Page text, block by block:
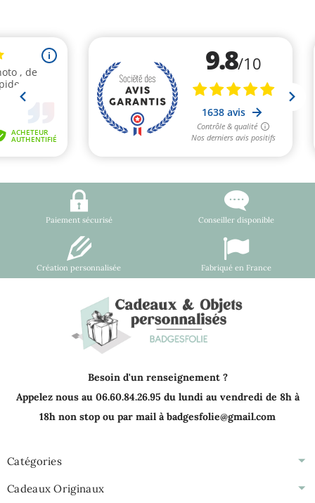
Paiement sécurisé Conseiller disponible
Création personnalisée Fabriqué en France
Besoin d'un renseignement ?
Appelez nous au 06.60.84.26.95 du lundi au vendredi de 8h à
18h non stop ou par mail à badgesfolie@gmail.com
Catégories
Cadeaux Originaux